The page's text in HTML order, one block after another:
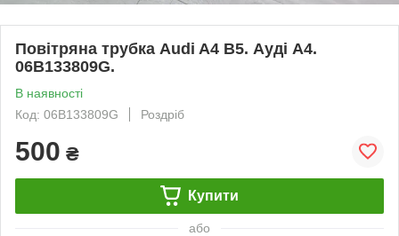
Повітряна трубка Audi A4 B5. Ауді А4.
06B133809G.
В наявності
Код: 06B133809G
Роздріб
500 ₴
Купити
або